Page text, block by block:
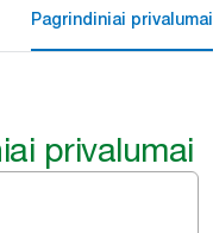
Pagrindiniai privalumai
privalumai